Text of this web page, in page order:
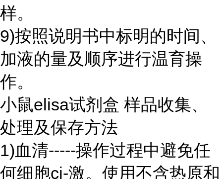
样。
9)按照说明书中标明的时间、
加液的量及顺序进行温育操
作。
小鼠elisa试剂盒 样品收集、
处理及保存方法
1)血清-----操作过程中避免任
何细胞ci-激。使用不含热原和